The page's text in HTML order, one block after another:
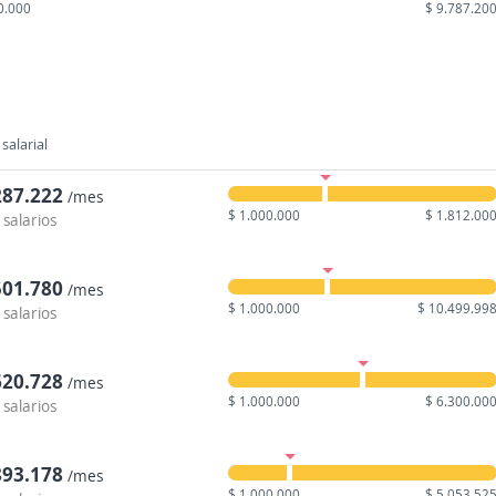
$ 9.787.200
/mes
$ 1.000.000 $ 1.812.000
/mes
$ 1.000.000 $ 10.499.998
/mes
$ 1.000.000 $ 6.300.000
/mes